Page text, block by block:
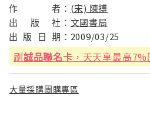
作 者： (宋) 陳搏
出
版 社： 文國書局
出 版 日 期： 2009/03/25
刷誠品聯名卡 ，天天享最高
大量採購團購專區